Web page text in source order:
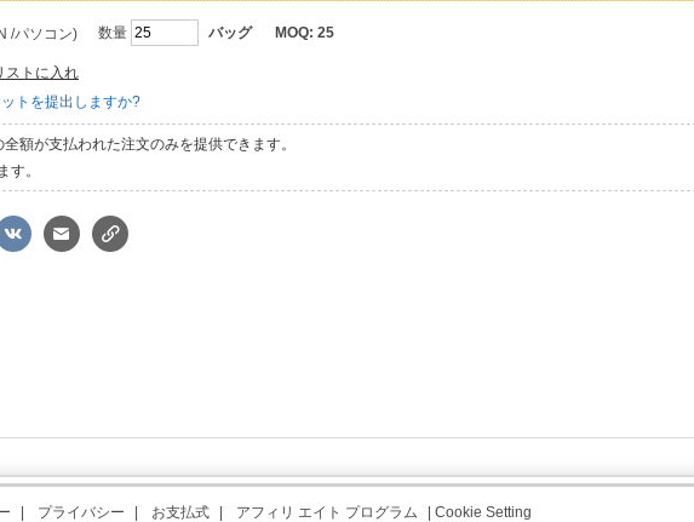
/パソコン) 数量 バッグ MOQ: 25
ストに入れ
トを提出しますか?
全額が支払われた注文のみを提供できます。
す。
プライバシー お支払式 アフィリ エイト プログラム Cookie Setting